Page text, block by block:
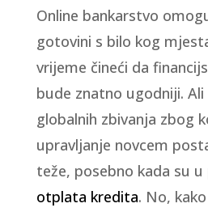
Online bankarstvo
gotovini s bilo kog
vrijeme čineći da
bude znatno ugodniji. Ali
globalnih zbivanja zbog
upravljanje novcem
teže, posebno kada su
otplata kredita. No,